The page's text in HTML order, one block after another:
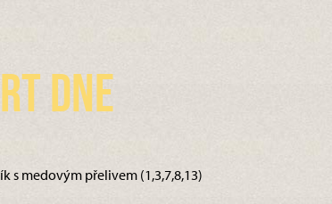
dne
s medovým přelivem (1,3,7,8,13)